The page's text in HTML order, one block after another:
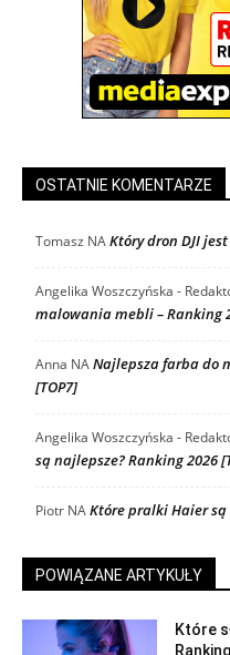
OSTATNIE KOMENTARZE
Tomasz NAKtóry dron DJI
Angelika Woszczyńska -
malowania mebli – Ranking
Anna NANajlepsza farba do
[TOP7]
Angelika Woszczyńska -
są najlepsze? Ranking 2026
Piotr NAKtóre pralki Haier są
POWIĄZANE ARTYKUŁY
Które